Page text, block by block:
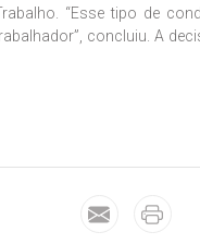
“Esse tipo de
concluiu. A